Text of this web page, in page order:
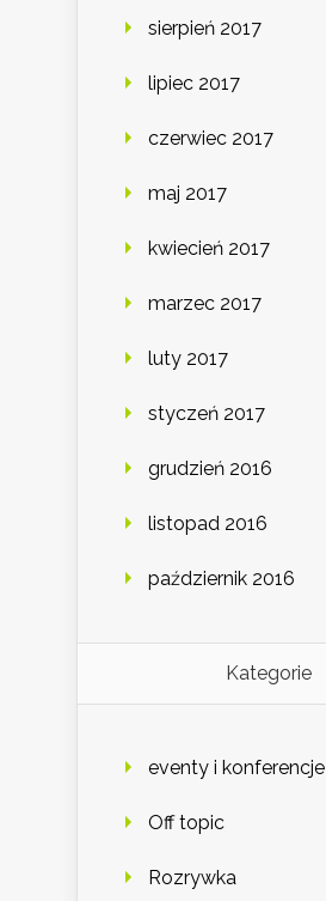
sierpień 2017
lipiec 2017
czerwiec 2017
maj 2017
kwiecień 2017
marzec 2017
luty 2017
styczeń 2017
grudzień 2016
listopad 2016
październik 2016
Kategorie
eventy i konferencje
Off topic
Rozrywka